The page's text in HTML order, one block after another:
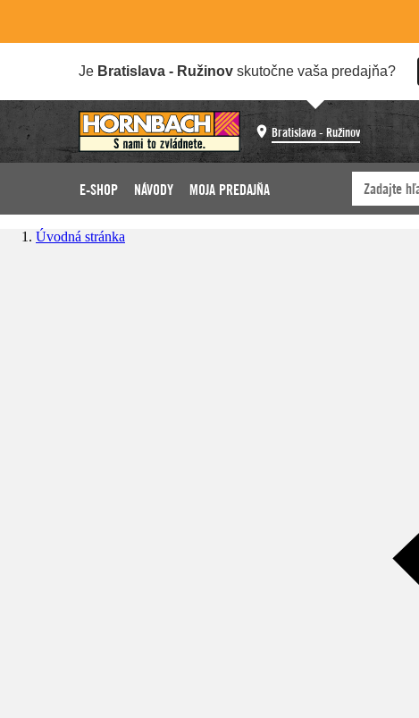
Je Bratislava - Ružinov skutočne vaša predajňa?
Bratislava - Ružinov
E-SHOP NÁVODY MOJA PREDAJŇA
Úvodná stránka